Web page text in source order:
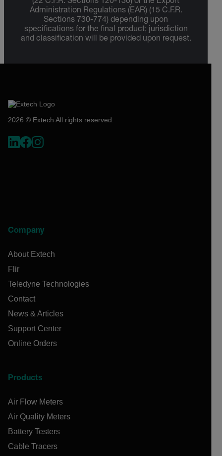
Administration Regulations (EAR) (15 C.F.R.
Sections 730-774) depending upon
specifications for the final product; jurisdiction
and classification will be provided upon request.
2026 © Extech All rights reserved.
Company
About Extech
Flir
Teledyne Technologies
Contact
News & Articles
Support Center
Online Orders
Products
Air Flow Meters
Air Quality Meters
Battery Testers
Cable Tracers